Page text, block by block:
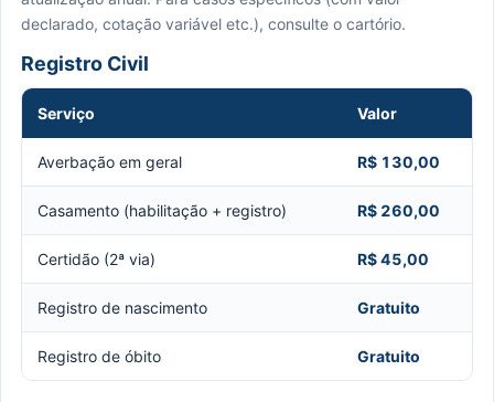
declarado, cotação variável etc.), consulte o cartório.
Registro Civil
Serviço Valor
Averbação em geral R$ 130,00
Casamento (habilitação + registro) R$ 260,00
Certidão (2ª via) R$ 45,00
Registro de nascimento Gratuito
Registro de óbito Gratuito